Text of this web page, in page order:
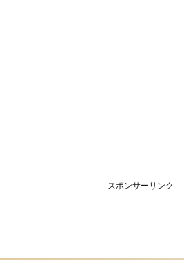
スポンサーリンク